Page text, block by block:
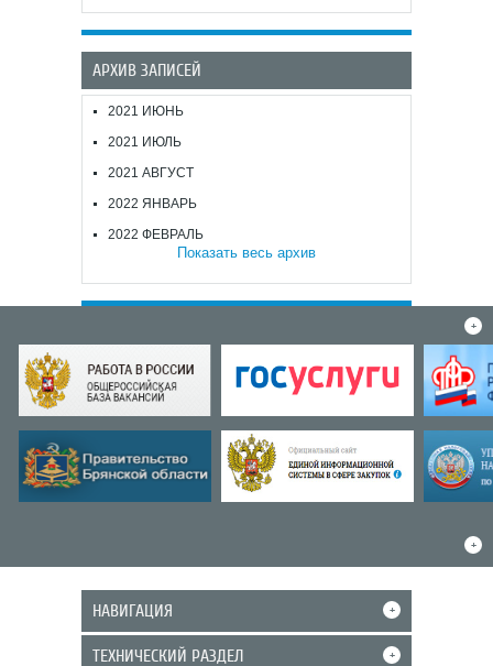
АРХИВ ЗАПИСЕЙ
2021 ИЮНЬ
2021 ИЮЛЬ
2021 АВГУСТ
2022 ЯНВАРЬ
2022 ФЕВРАЛЬ
Показать весь архив
+
+
НАВИГАЦИЯ +
ТЕХНИЧЕСКИЙ РАЗДЕЛ +